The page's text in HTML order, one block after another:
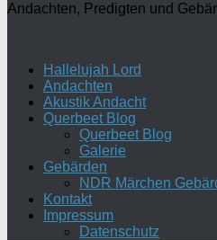
Andachten, Predigten und
Hallelujah Lord
Andachten
Akustik Andacht
Querbeet Blog
Querbeet Blog
Galerie
Gebärden
NDR Märchen
Kontakt
Impressum
Datenschutz